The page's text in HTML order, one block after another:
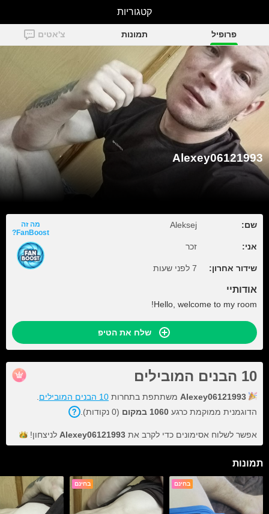
Alexey06121993
פרופיל תמונות צ'אטים
Alexey06121993
שם: Aleksej
אני: זכר
שידור אחרון: 7 לפני שעות
מה זה
FanBoost?
אודותיי
Hello, welcome to my room!
שלח את הטיפ
10 הבנים המובילים
Alexey06121993 משתתפת בתחרות 10 הבנים המובילים
הדוגמנית ממוקמת כרגע 1060 במקום (0 נקודות).
אפשר לשלוח אסימונים כדי לקרב את Alexey06121993 לניצחון!
תמונות
בחינם בחינם
קטגוריות